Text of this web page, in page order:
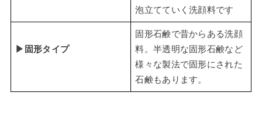
泡立てていく洗顔料です
▶固形タイプ
固形石鹸で昔からある洗顔
料。半透明な固形石鹸など
様々な製法で固形にされた
石鹸もあります。